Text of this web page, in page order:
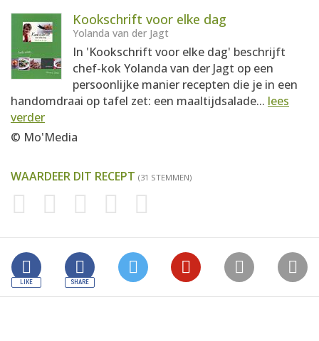
Kookschrift voor elke dag
Yolanda van der Jagt
In 'Kookschrift voor elke dag' beschrijft
chef-kok Yolanda van der Jagt op een
persoonlijke manier recepten die je in een
handomdraai op tafel zet: een maaltijdsalade... lees
verder
© Mo'Media
WAARDEER DIT RECEPT (31 STEMMEN)